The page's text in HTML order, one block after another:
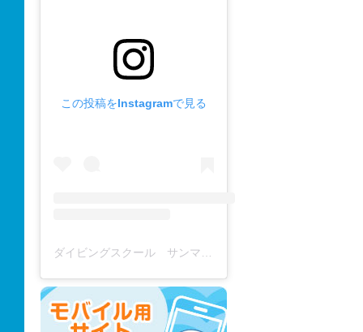
この投稿をInstagramで見る
ダイビングスクール サンマーレ / diving school(@diving_school_sanmare)がシェアした投稿